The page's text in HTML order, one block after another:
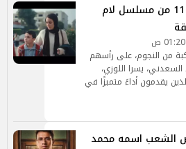
موعد إعادة عرض الحلقة 11 من مسلسل لام
من النجوم، على رأسهم
السعدني، يسرا اللوزي،
يقدمون أداءً متميزًا في
الشعب اسمه محمد